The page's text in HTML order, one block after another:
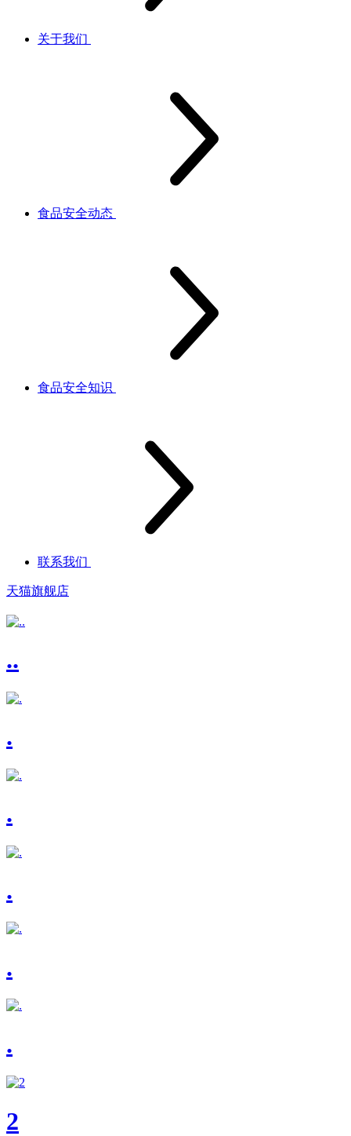
关于我们
食品安全动态
食品安全知识
联系我们
天猫旗舰店
..
.
.
.
.
.
2